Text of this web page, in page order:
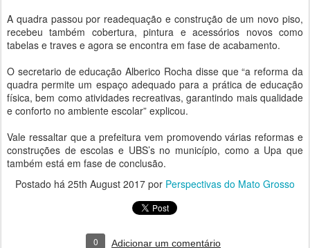
A quadra passou por readequação e construção de um novo piso,
recebeu também cobertura, pintura e acessórios novos como
tabelas e traves e agora se encontra em fase de acabamento.
O secretario de educação Alberico Rocha disse que “a reforma da
quadra permite um espaço adequado para a prática de educação
física, bem como atividades recreativas, garantindo mais qualidade
e conforto no ambiente escolar” explicou.
Vale ressaltar que a prefeitura vem promovendo várias reformas e
construções de escolas e UBS’s no município, como a Upa que
também está em fase de conclusão.
Postado há 25th August 2017 por Perspectivas do Mato Grosso
0 Adicionar um comentário